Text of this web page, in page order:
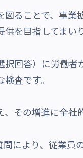
ることで、事業
を目指してまいり
回答）に労働
査です。
その増進に全社
により、従業員